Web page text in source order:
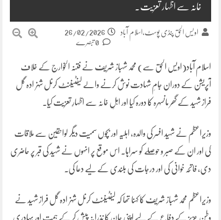
خانہ سے اظہار تعزیت۔
اویس الحق پنڈی پوسٹ،اسلام آباد
26/02/2026
اسلام آباد(اویس الحق سے) محمد شہباز شریف نے فتنہ الخوارج کے خلاف
آپریشن کے دوران جامِ شہادت نوش کرنے والے لیفٹیننٹ کرنل شہزادہ گل
فراز شہید کے گھر مانسہرہ کا دورہ کیا اور اہلِ خانہ سے اظہارِ تعزیت کیا۔
وزیراعظم نے شہید افسر کی والدہ، اہلیہ اور بچوں سمیت دیگر لواحقین سے ملاقات
کی اور ان کے صبر و حوصلے کو سراہا۔ اس موقع پر انہوں نے شہید کی قبر پر حاضری
دی، فاتحہ خوانی کی اور درجات کی بلندی کے لیے دعا کی۔
وزیراعظم محمد شہباز شریف کا کہنا تھا کہ لیفٹیننٹ کرنل شہزادہ گل فراز شہید نے
وطنِ عزیز کے دفاع کے لیے اپنی جان کا نذرانہ پیش کر کے ہمت اور بہادری